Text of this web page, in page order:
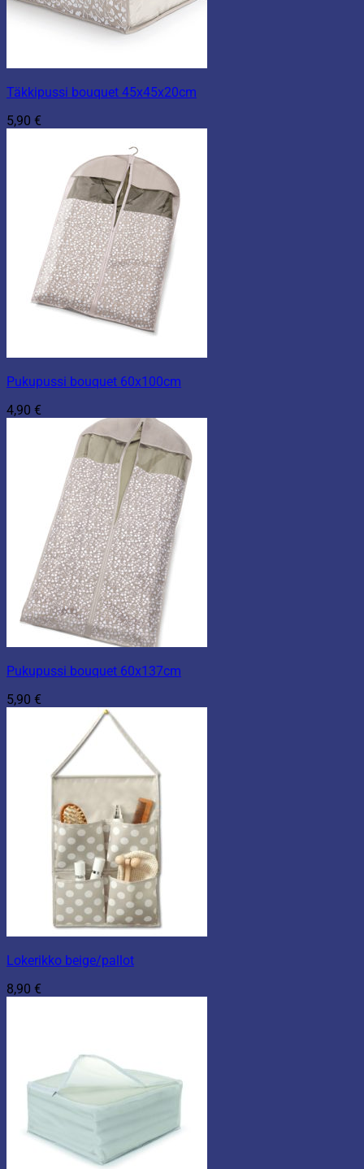
Täkkipussi bouquet 45x45x20cm
5,90 €
Pukupussi bouquet 60x100cm
4,90 €
Pukupussi bouquet 60x137cm
5,90 €
Lokerikko beige/pallot
8,90 €